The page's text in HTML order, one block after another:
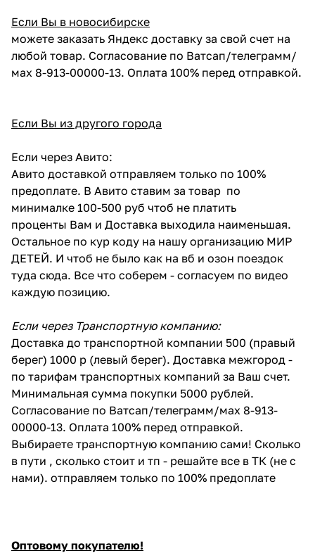
Если Вы в новосибирске
можете заказать Яндекс доставку за свой счет на
любой товар. Согласование по Ватсап/телеграмм/
мах 8-913-00000-13. Оплата 100% перед отправкой.
Если Вы из другого города
Если через Авито:
Авито доставкой отправляем только по 100%
предоплате. В Авито ставим за товар по
минималке 100-500 руб чтоб не платить
проценты Вам и Доставка выходила наименьшая.
Остальное по кур коду на нашу организацию МИР
ДЕТЕЙ. И чтоб не было как на вб и озон поездок
туда сюда. Все что соберем - согласуем по видео
каждую позицию.
Если через Транспортную компанию:
Доставка до транспортной компании 500 (правый
берег) 1000 р (левый берег). Доставка межгород -
по тарифам транспортных компаний за Ваш счет.
Минимальная сумма покупки 5000 рублей.
Согласование по Ватсап/телеграмм/мах 8-913-
00000-13. Оплата 100% перед отправкой.
Выбираете транспортную компанию сами! Сколько
в пути , сколько стоит и тп - решайте все в ТК (не с
нами). отправляем только по 100% предоплате
Оптовому покупателю!